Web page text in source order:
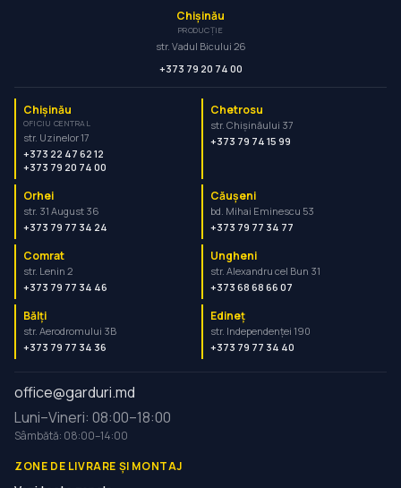
Chișinău
PRODUCȚIE
str. Vadul Bicului 26
+373 79 20 74 00
Chișinău
OFICIU CENTRAL
str. Uzinelor 17
+373 22 47 62 12
+373 79 20 74 00
Chetrosu
str. Chișinăului 37
+373 79 74 15 99
Orhei
str. 31 August 36
+373 79 77 34 24
Căușeni
bd. Mihai Eminescu 53
+373 79 77 34 77
Comrat
str. Lenin 2
+373 79 77 34 46
Ungheni
str. Alexandru cel Bun 31
+373 68 68 66 07
Bălți
str. Aerodromului 3B
+373 79 77 34 36
Edineț
str. Independenței 190
+373 79 77 34 40
office@garduri.md
Luni–Vineri: 08:00–18:00
Sâmbătă: 08:00–14:00
ZONE DE LIVRARE ȘI MONTAJ